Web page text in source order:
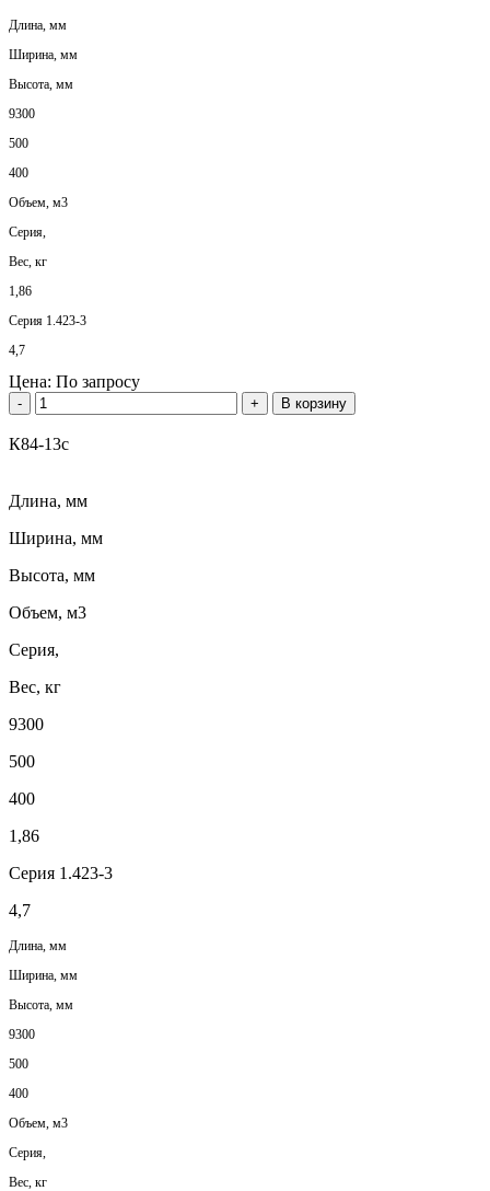
Длина, мм
Ширина, мм
Высота, мм
9300
500
400
Объем, м3
Серия,
Вес, кг
1,86
Серия 1.423-3
4,7
Цена: По запросу
- + В корзину
К84-13с
Длина, мм
Ширина, мм
Высота, мм
Объем, м3
Серия,
Вес, кг
9300
500
400
1,86
Серия 1.423-3
4,7
Длина, мм
Ширина, мм
Высота, мм
9300
500
400
Объем, м3
Серия,
Вес, кг